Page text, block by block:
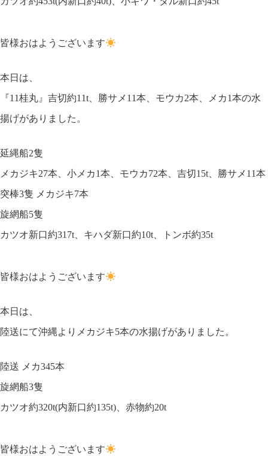
皆様おはようございます
本日は、
『11桂丸』吉切約11t、勝サメ11本、モウカ2本、メカ1本の水
揚げがありました。
延縄船2隻
メカジキ27本、小メカ1本、モウカ72本、吉切15t、勝サメ11本
突棒3隻 メカジキ7本
旋網船5隻
カツオ新口約317t、キハダ新口約10t、トンボ約35t
皆様おはようございます
本日は、
陸送にて沖縄よりメカジキ5本の水揚げがありました。
陸送 メカ345本
旋網船3隻
カツオ約320t(内新口約135t)、赤物約20t
皆様おはようございます